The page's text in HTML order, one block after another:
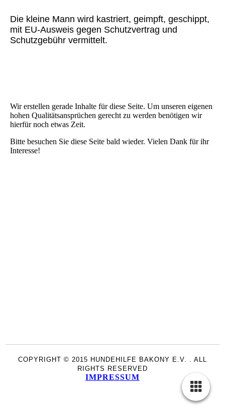
Die kleine Mann wird kastriert, geimpft, geschippt,
mit EU-Ausweis gegen Schutzvertrag und
Schutzgebühr vermittelt.
Wir erstellen gerade Inhalte für diese Seite. Um unseren eigenen
hohen Qualitätsansprüchen gerecht zu werden benötigen wir
hierfür noch etwas Zeit.
Bitte besuchen Sie diese Seite bald wieder. Vielen Dank für ihr
Interesse!
COPYRIGHT © 2015 HUNDEHILFE BAKONY E.V. . ALL
RIGHTS RESERVED
IMPRESSUM